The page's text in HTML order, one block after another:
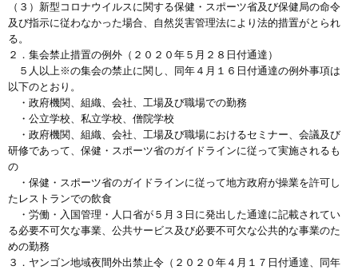
（３）新型コロナウイルスに関する保健・スポーツ省及び保健局の命令
及び指示に従わなかった場合、自然災害管理法により法的措置がとられ
る。
２．集会禁止措置の例外（２０２０年５月２８日付通達）
５人以上※の集会の禁止に関し、同年４月１６日付通達の例外事項は
以下のとおり。
・政府機関、組織、会社、工場及び職場での勤務
・公立学校、私立学校、僧院学校
・政府機関、組織、会社、工場及び職場におけるセミナー、会議及び
研修であって、保健・スポーツ省のガイドラインに従って実施されるも
の
・保健・スポーツ省のガイドラインに従って地方政府が操業を許可し
たレストランでの飲食
・労働・入国管理・人口省が５月３日に発出した通達に記載されてい
る必要不可欠な事業、公共サービス及び必要不可欠な公共的な事業のた
めの勤務
３．ヤンゴン地域夜間外出禁止令（２０２０年４月１７日付通達、同年